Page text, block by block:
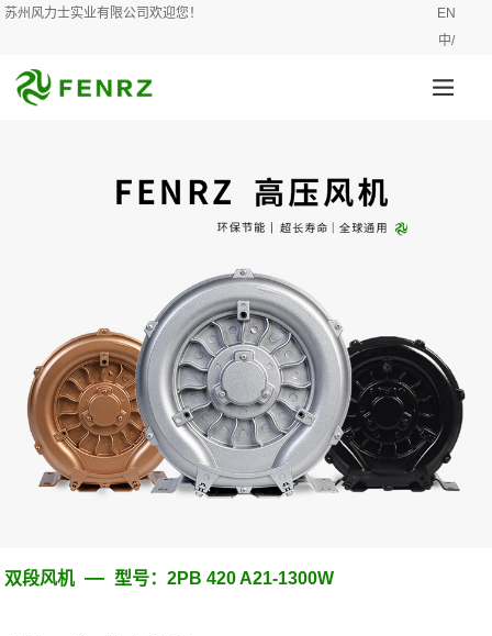
苏州风力士实业有限公司欢迎您！
EN
中/
双段风机 — 型号：2PB 420 A21-1300W